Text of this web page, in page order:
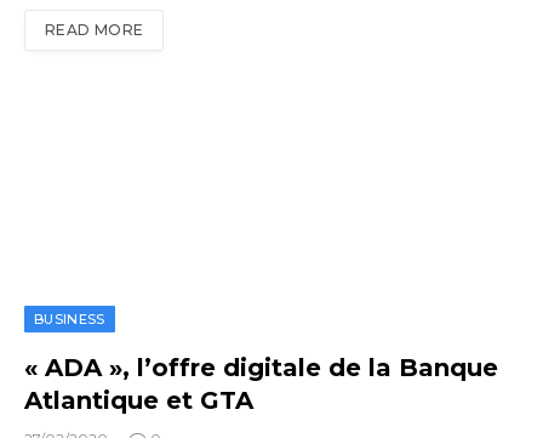
READ MORE
BUSINESS
« ADA », l’offre digitale de la Banque
Atlantique et GTA